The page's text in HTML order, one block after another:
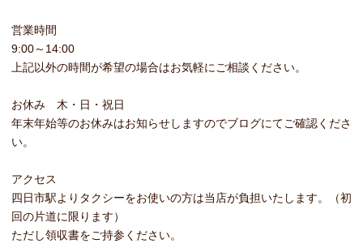
営業時間
9:00～14:00
上記以外の時間が希望の場合はお気軽にご相談ください。
お休み 木・日・祝日
年末年始等のお休みはお知らせしますのでブログにてご確認くださ
い。
アクセス
四日市駅よりタクシーをお使いの方は当店が負担いたします。（初
回の片道に限ります）
ただし領収書をご持参ください。